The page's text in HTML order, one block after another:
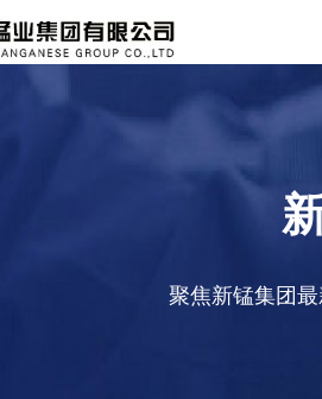
聚焦新锰集团